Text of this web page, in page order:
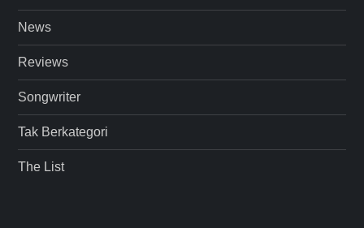
News
Reviews
Songwriter
Tak Berkategori
The List